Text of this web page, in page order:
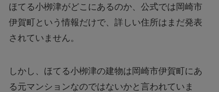
ほてる小栁津がどこにあるのか、公式では岡崎市
伊賀町という情報だけで、詳しい住所はまだ発表
されていません。
しかし、ほてる小栁津の建物は岡崎市伊賀町にあ
る元マンションなのではないかと言われていま